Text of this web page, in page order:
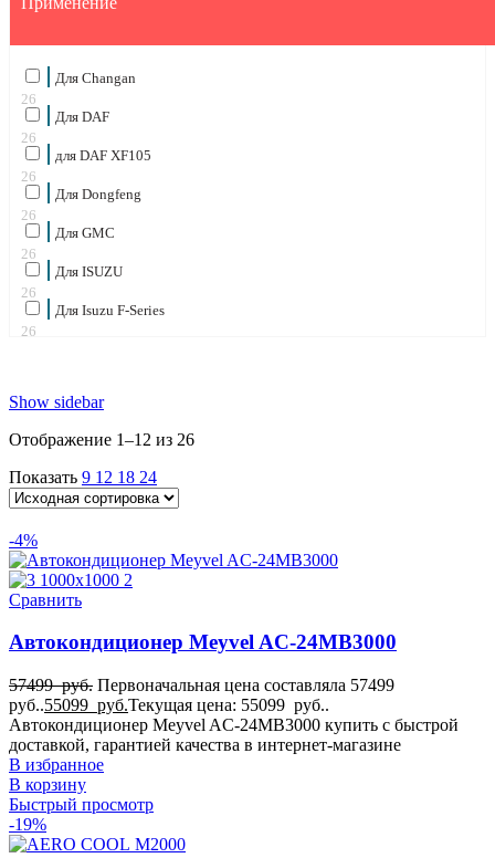
Для Changan
26
Для DAF
26
для DAF XF105
26
Для Dongfeng
26
Для GMC
26
Для ISUZU
26
Для Isuzu F-Series
26
26
26
26
для Kenworth
26
Для MAN
26
26
26
для MAN TGM
26
для MAN TGS
для MAN TGX
26
Для Mercedes-Benz Actros
26
Для Mercedes-Benz Arocs
Show sidebar
Отображение 1–12 из 26
Показать 9 12 18 24
-4%
Сравнить
Автокондиционер Meyvel AC-24MB3000
57499руб. Первоначальная цена составляла 57499
руб..55099 руб.Текущая цена: 55099 руб..
Автокондиционер Meyvel AC-24MB3000 купить с быстрой
доставкой, гарантией качества в интернет-магазине
В избранное
В корзину
Быстрый просмотр
-19%